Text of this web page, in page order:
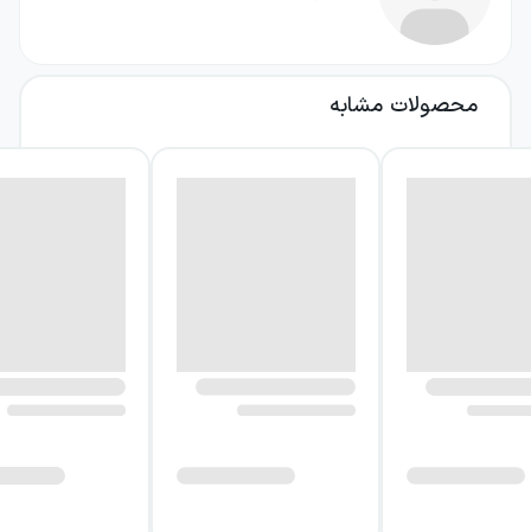
همسایگی، از بسل جداست. این جابه‌جایی فقط
تغییر محل تحقیق نیست. او باید از قواعدی عبور
داده‌اند و با چیزی روبه‌رو شود که در برابر نگاه
بورلو در کوما با کاسیم دات، کارآگاهی از همان
شهر، همراه می‌شود. همکاری این دو، تحقیق
درباره‌ی زن کشته‌شده را به رویارویی با نیروهایی
محصولات مشابه